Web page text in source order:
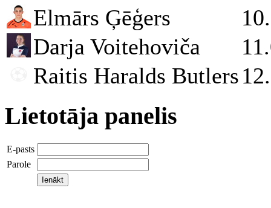
Elmārs Ģēģers
Darja Voitehoviča
Raitis Haralds Butlers
Lietotāja panelis
E-pasts
Parole